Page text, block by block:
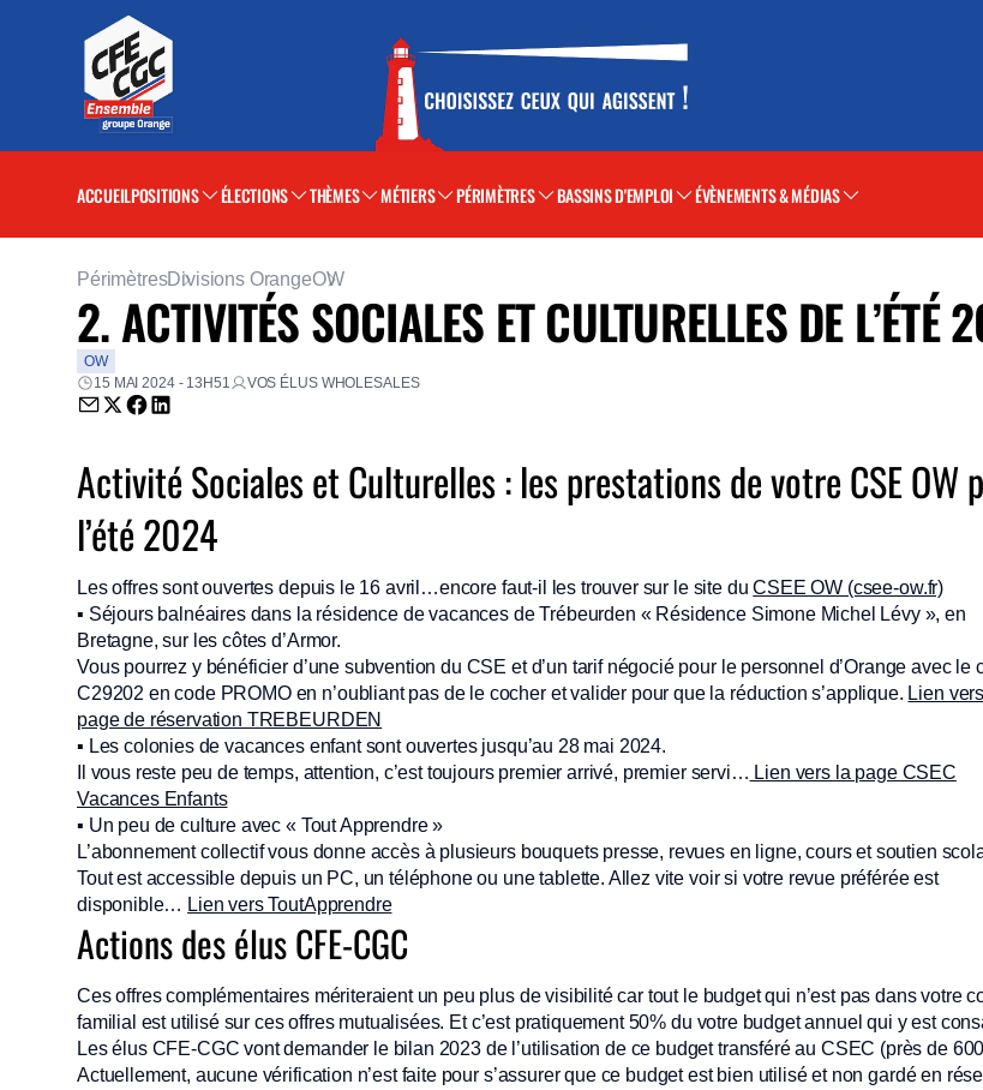
ACCUEILPOSITIONS ÉLECTIONS THÈMES MÉTIERS PÉRIMÈTRES BASSINS D'EMPLOI ÉVÈNEMENTS & MÉDIAS
PérimètresDivisions OrangeOW
2. ACTIVITÉS SOCIALES ET CULTURELLES DE L’ÉTÉ
OW
15 MAI 2024 - 13H51
VOS ÉLUS WHOLESALES
Envoyer par email (nouvelle fenêtre)
Partager sur Twitter (nouvelle fenêtre)
Partager sur Facebook (nouvelle fenêtre)
Partager sur LinkedIn (nouvelle fenêtre)
Activité Sociales et Culturelles : les prestations de votre CSE OW
l’été 2024
Les offres sont ouvertes depuis le 16 avril…encore faut-il les trouver sur le site duCSEE OW (csee-ow.fr)
▪ Séjours balnéaires dans la résidence de vacances de Trébeurden « Résidence Simone Michel Lévy », en
Bretagne, sur les côtes d’Armor.
Vous pourrez y bénéficier d’une subvention du CSE et d’un tarif négocié pour le personnel d’Orange avec le
C29202 en code PROMO en n’oubliant pas de le cocher et valider pour que la réduction s’applique. Lien
page de réservation TREBEURDEN
▪ Les colonies de vacances enfant sont ouvertes jusqu’au 28 mai 2024.
Il vous reste peu de temps, attention, c’est toujours premier arrivé, premier servi… Lien vers la page CSEC
Vacances Enfants
▪ Un peu de culture avec « Tout Apprendre »
L’abonnement collectif vous donne accès à plusieurs bouquets presse, revues en ligne, cours et soutien
Tout est accessible depuis un PC, un téléphone ou une tablette. Allez vite voir si votre revue préférée est
disponible… Lien vers ToutApprendre
Actions des élus CFE-CGC
Ces offres complémentaires mériteraient un peu plus de visibilité car tout le budget qui n’est pas dans votre
familial est utilisé sur ces offres mutualisées. Et c’est pratiquement 50% du votre budget annuel qui y est
Les élus CFE-CGC vont demander le bilan 2023 de l’utilisation de ce budget transféré au CSEC (près de
Actuellement, aucune vérification n’est faite pour s’assurer que ce budget est bien utilisé et non gardé en